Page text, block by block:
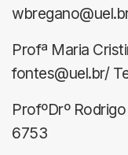
Profª Maria
fontes@uel.br/
ProfºDrº
6753